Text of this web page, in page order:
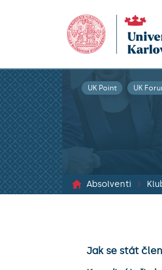
UK Point UK
Absolventi
Jak se stát